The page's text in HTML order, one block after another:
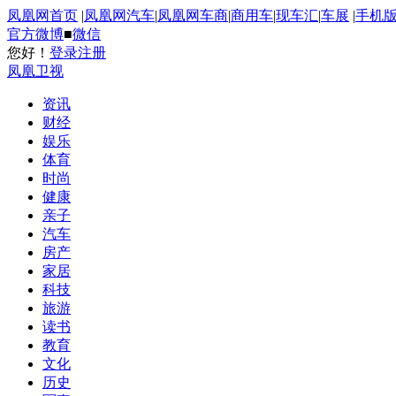
凤凰网首页 |凤凰网汽车|凤凰网车商|商用车|现车汇|车展 |手机版
官方微博■微信
您好！ 登录注册
凤凰卫视
资讯
财经
娱乐
体育
时尚
健康
亲子
汽车
房产
家居
科技
旅游
读书
教育
文化
历史